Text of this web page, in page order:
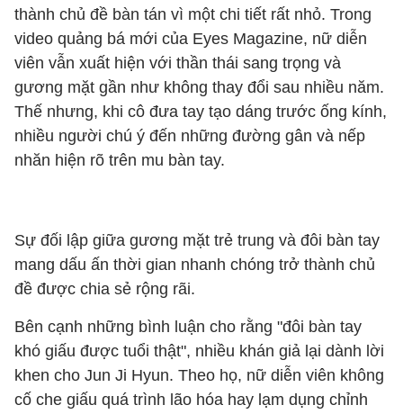
thành chủ đề bàn tán vì một chi tiết rất nhỏ. Trong
video quảng bá mới của Eyes Magazine, nữ diễn
viên vẫn xuất hiện với thần thái sang trọng và
gương mặt gần như không thay đổi sau nhiều năm.
Thế nhưng, khi cô đưa tay tạo dáng trước ống kính,
nhiều người chú ý đến những đường gân và nếp
nhăn hiện rõ trên mu bàn tay.
Sự đối lập giữa gương mặt trẻ trung và đôi bàn tay
mang dấu ấn thời gian nhanh chóng trở thành chủ
đề được chia sẻ rộng rãi.
Bên cạnh những bình luận cho rằng "đôi bàn tay
khó giấu được tuổi thật", nhiều khán giả lại dành lời
khen cho Jun Ji Hyun. Theo họ, nữ diễn viên không
cố che giấu quá trình lão hóa hay lạm dụng chỉnh